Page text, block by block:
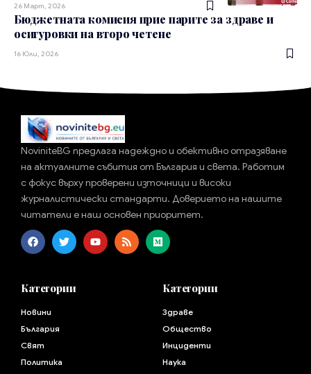
26 Март, 2026
Бюджетната комисия прие парите за здраве и
осигуровки на второ четене
16 Юли, 2026
NoviniteBG предлага надеждно и обективно отразяване
на актуалните събития от България и света. Работим
с фокус върху проверени източници и високи
журналистически стандарти. Доверието на нашите
читатели е наш основен приоритет.
Категории
Новини
България
Свят
Политика
Категории
Здраве
Общество
Инциденти
Наука